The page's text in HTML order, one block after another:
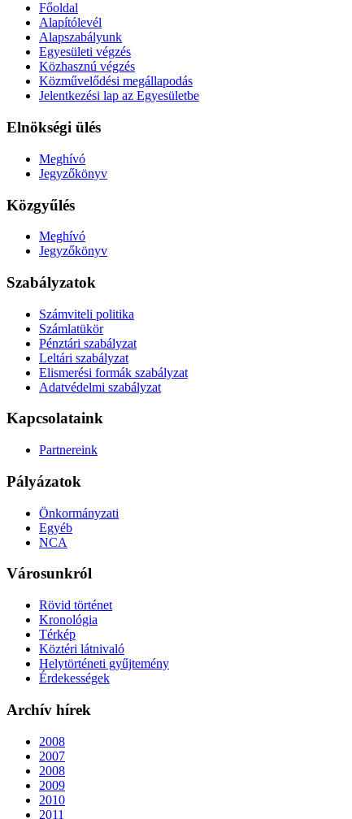
Főoldal
Alapítólevél
Alapszabályunk
Egyesületi végzés
Közhasznú végzés
Közművelődési megállapodás
Jelentkezési lap az Egyesületbe
Elnökségi ülés
Meghívó
Jegyzőkönyv
Közgyűlés
Meghívó
Jegyzőkönyv
Szabályzatok
Számviteli politika
Számlatükör
Pénztári szabályzat
Leltári szabályzat
Elismerési formák szabályzat
Adatvédelmi szabályzat
Kapcsolataink
Partnereink
Pályázatok
Önkormányzati
Egyéb
NCA
Városunkról
Rövid történet
Kronológia
Térkép
Köztéri látnivaló
Helytörténeti gyűjtemény
Érdekességek
Archív hírek
2008
2007
2008
2009
2010
2011